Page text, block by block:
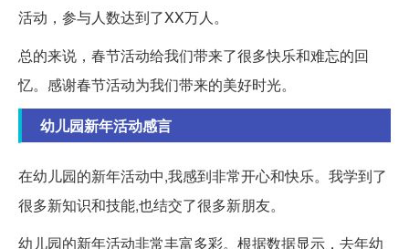
活动，参与人数达到了XX万人。
总的来说，春节活动给我们带来了很多快乐和难忘的回
忆。感谢春节活动为我们带来的美好时光。
幼儿园新年活动感言
在幼儿园的新年活动中,我感到非常开心和快乐。我学到了
很多新知识和技能,也结交了很多新朋友。
幼儿园的新年活动非常丰富多彩。根据数据显示，去年幼